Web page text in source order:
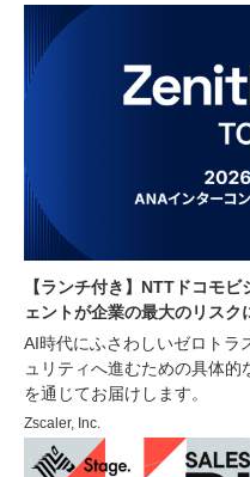
【ランチ付き】NTTドコモ
ェントが企業の最大のリスク
AI時代にふさわしいゼロトラ
ュリティへ進むための具体的
を通じてお届けします。
Zscaler, Inc.